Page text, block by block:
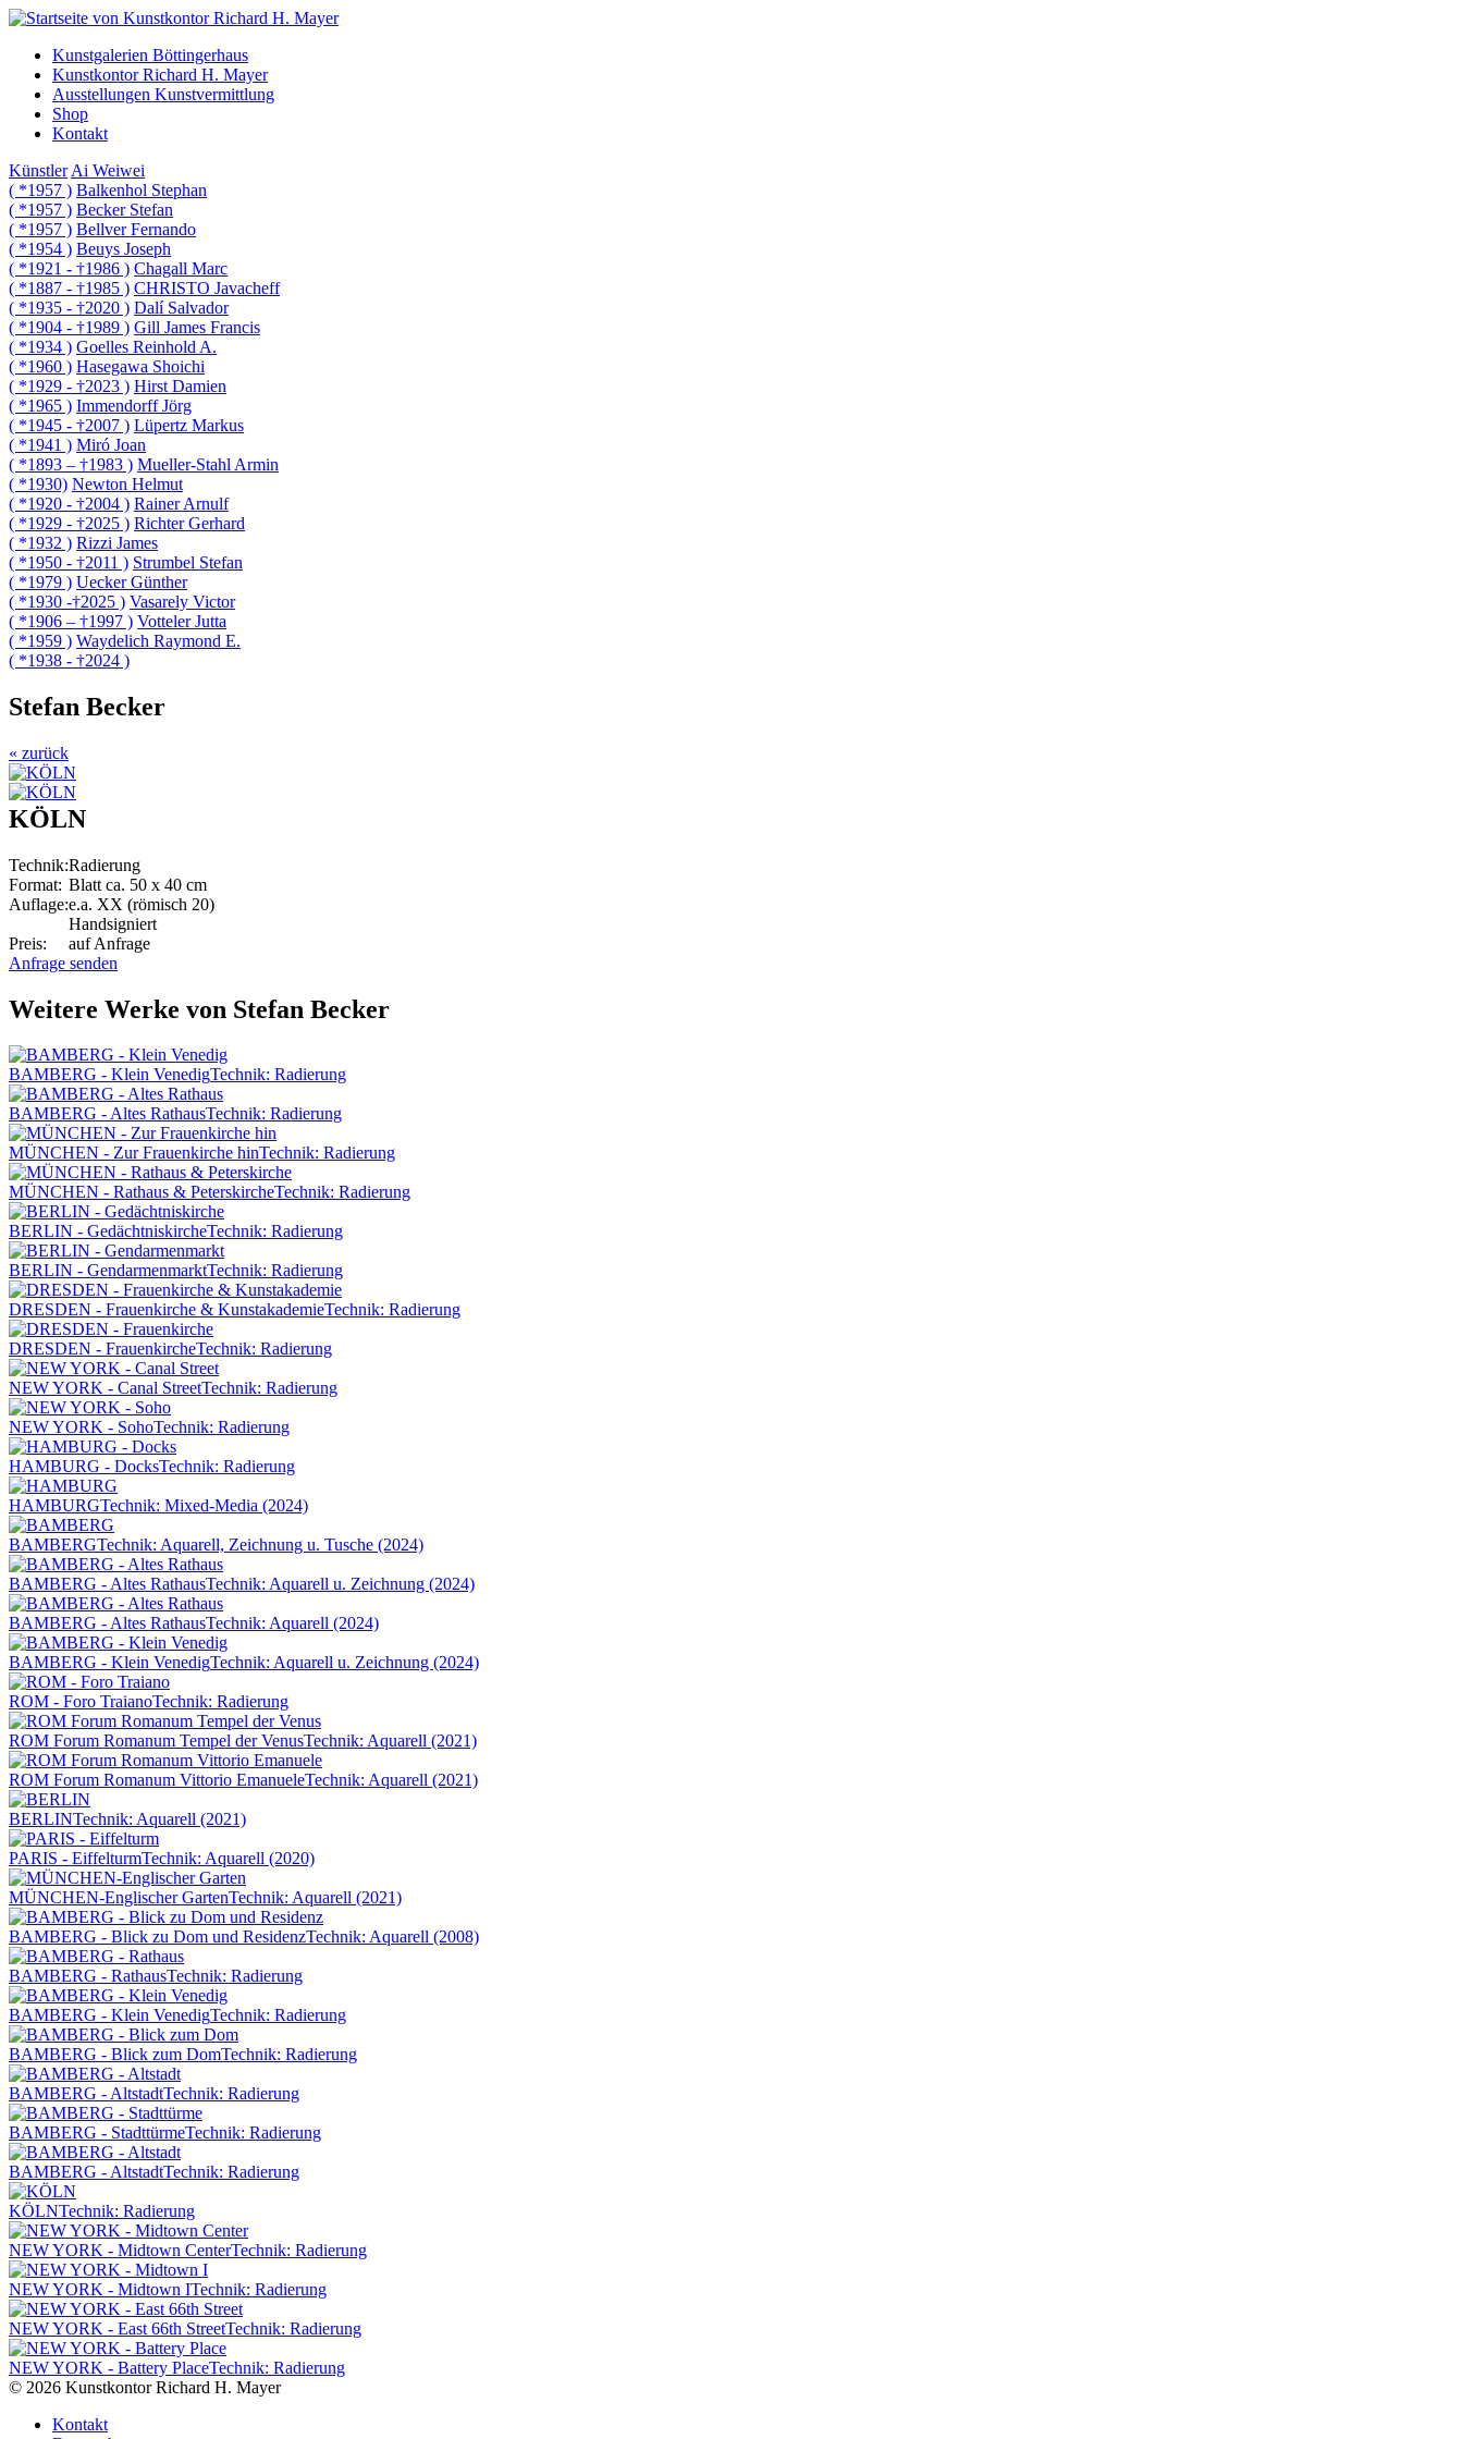
Kunstgalerien Böttingerhaus
Kunstkontor Richard H. Mayer
Ausstellungen Kunstvermittlung
Shop
Kontakt
Künstler Ai Weiwei
( *1957 ) Balkenhol Stephan
( *1957 ) Becker Stefan
( *1957 ) Bellver Fernando
( *1954 ) Beuys Joseph
( *1921 - †1986 ) Chagall Marc
( *1887 - †1985 ) CHRISTO Javacheff
( *1935 - †2020 ) Dalí Salvador
( *1904 - †1989 ) Gill James Francis
( *1934 ) Goelles Reinhold A.
( *1960 ) Hasegawa Shoichi
( *1929 - †2023 ) Hirst Damien
( *1965 ) Immendorff Jörg
( *1945 - †2007 ) Lüpertz Markus
( *1941 ) Miró Joan
( *1893 – †1983 ) Mueller-Stahl Armin
( *1930) Newton Helmut
( *1920 - †2004 ) Rainer Arnulf
( *1929 - †2025 ) Richter Gerhard
( *1932 ) Rizzi James
( *1950 - †2011 ) Strumbel Stefan
( *1979 ) Uecker Günther
( *1930 -†2025 ) Vasarely Victor
( *1906 – †1997 ) Votteler Jutta
( *1959 ) Waydelich Raymond E.
( *1938 - †2024 )
Stefan Becker
« zurück
KÖLN
Technik:Radierung
Format: Blatt ca. 50 x 40 cm
Auflage:e.a. XX (römisch 20)
Handsigniert
Preis:
auf Anfrage
Anfrage senden
Weitere Werke von Stefan Becker
BAMBERG - Klein VenedigTechnik: Radierung
BAMBERG - Altes RathausTechnik: Radierung
MÜNCHEN - Zur Frauenkirche hinTechnik: Radierung
MÜNCHEN - Rathaus & PeterskircheTechnik: Radierung
BERLIN - GedächtniskircheTechnik: Radierung
BERLIN - GendarmenmarktTechnik: Radierung
DRESDEN - Frauenkirche & KunstakademieTechnik: Radierung
DRESDEN - FrauenkircheTechnik: Radierung
NEW YORK - Canal StreetTechnik: Radierung
NEW YORK - SohoTechnik: Radierung
HAMBURG - DocksTechnik: Radierung
HAMBURGTechnik: Mixed-Media (2024)
BAMBERGTechnik: Aquarell, Zeichnung u. Tusche (2024)
BAMBERG - Altes RathausTechnik: Aquarell u. Zeichnung (2024)
BAMBERG - Altes RathausTechnik: Aquarell (2024)
BAMBERG - Klein VenedigTechnik: Aquarell u. Zeichnung (2024)
ROM - Foro TraianoTechnik: Radierung
ROM Forum Romanum Tempel der VenusTechnik: Aquarell (2021)
ROM Forum Romanum Vittorio EmanueleTechnik: Aquarell (2021)
BERLINTechnik: Aquarell (2021)
PARIS - EiffelturmTechnik: Aquarell (2020)
MÜNCHEN-Englischer GartenTechnik: Aquarell (2021)
BAMBERG - Blick zu Dom und ResidenzTechnik: Aquarell (2008)
BAMBERG - RathausTechnik: Radierung
BAMBERG - Klein VenedigTechnik: Radierung
BAMBERG - Blick zum DomTechnik: Radierung
BAMBERG - AltstadtTechnik: Radierung
BAMBERG - StadttürmeTechnik: Radierung
BAMBERG - AltstadtTechnik: Radierung
KÖLNTechnik: Radierung
NEW YORK - Midtown CenterTechnik: Radierung
NEW YORK - Midtown ITechnik: Radierung
NEW YORK - East 66th StreetTechnik: Radierung
NEW YORK - Battery PlaceTechnik: Radierung
© 2026 Kunstkontor Richard H. Mayer
Kontakt